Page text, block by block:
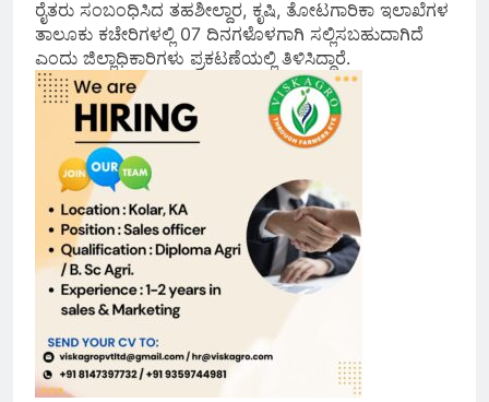
ರೈತರು ಸಂಬಂಧಿಸಿದ ತಹಶೀಲ್ದಾರ, ಕೃಷಿ, ತೋಟಗಾರಿಕಾ ಇಲಾಖೆಗಳ
ತಾಲೂಕು ಕಚೇರಿಗಳಲ್ಲಿ 07 ದಿನಗಳೊಳಗಾಗಿ ಸಲ್ಲಿಸಬಹುದಾಗಿದೆ
ಎಂದು ಜಿಲ್ಲಾಧಿಕಾರಿಗಳು ಪ್ರಕಟಣೆಯಲ್ಲಿ ತಿಳಿಸಿದ್ದಾರೆ.